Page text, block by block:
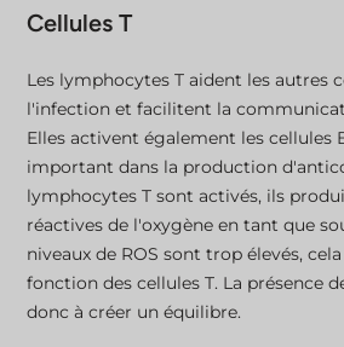
Cellules T
Les lymphocytes T aident les autres
l'infection et facilitent la
Elles activent également les cellules
important dans la production
lymphocytes T sont activés, ils
réactives de l'oxygène en tant que
niveaux de ROS sont trop élevés,
fonction des cellules T. La présence
donc à créer un équilibre.